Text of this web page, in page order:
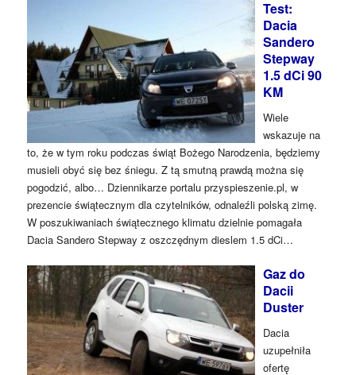
Test:
Dacia
Sandero
Stepway
1.5 dCi 90
KM
Wiele
wskazuje na
to, że w tym roku podczas świąt Bożego Narodzenia, będziemy
musieli obyć się bez śniegu. Z tą smutną prawdą można się
pogodzić, albo… Dziennikarze portalu przyspieszenie.pl, w
prezencie świątecznym dla czytelników, odnaleźli polską zimę.
W poszukiwaniach świątecznego klimatu dzielnie pomagała
Dacia Sandero Stepway z oszczędnym dieslem 1.5 dCi…
Gaz do
Dacii
Duster
Dacia
uzupełniła
ofertę